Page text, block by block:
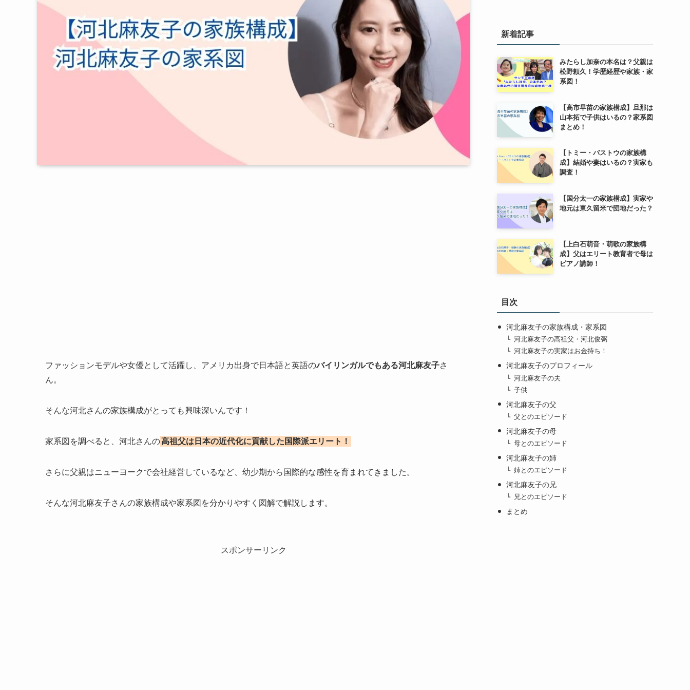
ファッションモデルや女優として活躍し、アメリカ出身で日本語と英語のバイリンガルでもある河北麻友子さ
ん。
そんな河北さんの家族構成がとっても興味深いんです！
家系図を調べると、河北さんの高祖父は日本の近代化に貢献した国際派エリート！
さらに父親はニューヨークで会社経営しているなど、幼少期から国際的な感性を育まれてきました。
そんな河北麻友子さんの家族構成や家系図を分かりやすく図解で解説します。
スポンサーリンク
新着記事
みたらし加奈の本名は？父親は
松野頼久！学歴経歴や家族・家
系図！
【高市早苗の家族構成】旦那は
山本拓で子供はいるの？家系図
まとめ！
【トミー・バストウの家族構
成】結婚や妻はいるの？実家も
調査！
【国分太一の家族構成】実家や
地元は東久留米で団地だった？
【上白石萌音・萌歌の家族構
成】父はエリート教育者で母は
ピアノ講師！
目次
河北麻友子の家族構成・家系図
河北麻友子の高祖父・河北俊弼
河北麻友子の実家はお金持ち！
河北麻友子のプロフィール
河北麻友子の夫
子供
河北麻友子の父
父とのエピソード
河北麻友子の母
母とのエピソード
河北麻友子の姉
姉とのエピソード
河北麻友子の兄
兄とのエピソード
まとめ